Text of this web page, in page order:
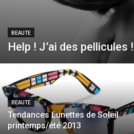
BEAUTE
Help ! J’ai des pellicules !
BEAUTE
Tendances Lunettes de Soleil
printemps/été 2013